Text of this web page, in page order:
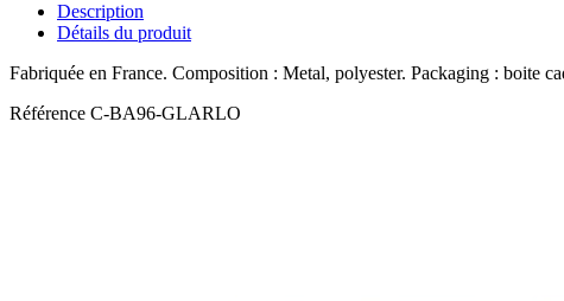
Description
Détails du produit
Fabriquée en France. Composition : Metal, polyester. Packaging : boite
Référence C-BA96-GLARLO